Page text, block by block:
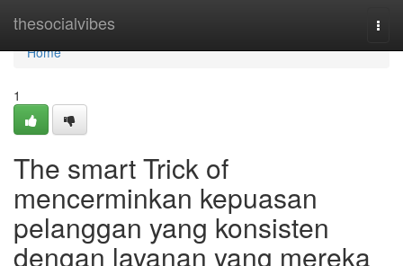
thesocialvibes
Home
Home
1
The smart Trick of
mencerminkan kepuasan
pelanggan yang konsisten
dengan layanan yang mereka